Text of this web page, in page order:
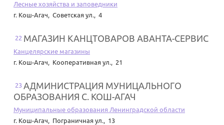
Лесные хозяйства и заповедники
г. Кош-Агач, Советская ул., 4
22 МАГАЗИН КАНЦТОВАРОВ АВАНТА-СЕРВИС
Канцелярские магазины
г. Кош-Агач, Кооперативная ул., 21
23 АДМИНИСТРАЦИЯ МУНИЦАЛЬНОГО
ОБРАЗОВАНИЯ С. КОШ-АГАЧ
Муниципальные образования Ленинградской области
г. Кош-Агач, Пограничная ул., 13